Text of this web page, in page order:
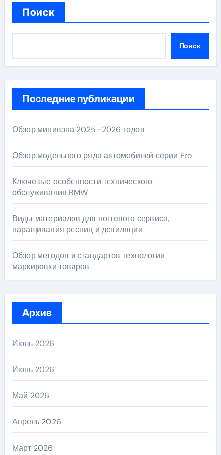
Поиск
Поиск
Последние публикации
Обзор минивэна 2025–2026 годов
Обзор модельного ряда автомобилей серии Pro
Ключевые особенности технического
обслуживания BMW
Виды материалов для ногтевого сервиса,
наращивания ресниц и депиляции
Обзор методов и стандартов технологии
маркировки товаров
Архив
Июль 2026
Июнь 2026
Май 2026
Апрель 2026
Март 2026